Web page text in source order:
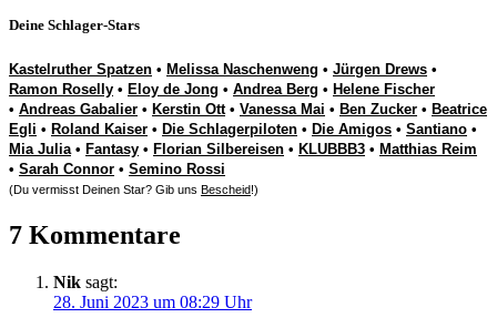
Deine Schlager-Stars
Kastelruther Spatzen • Melissa Naschenweng • Jürgen Drews •
Ramon Roselly • Eloy de Jong • Andrea Berg • Helene Fischer
• Andreas Gabalier • Kerstin Ott• Vanessa Mai • Ben Zucker • Beatrice
Egli • Roland Kaiser • Die Schlagerpiloten • Die Amigos • Santiano •
Mia Julia• Fantasy • Florian Silbereisen • KLUBBB3 • Matthias Reim
• Sarah Connor • Semino Rossi
(Du vermisst Deinen Star? Gib uns Bescheid!)
7 Kommentare
Nik sagt:
28. Juni 2023 um 08:29 Uhr